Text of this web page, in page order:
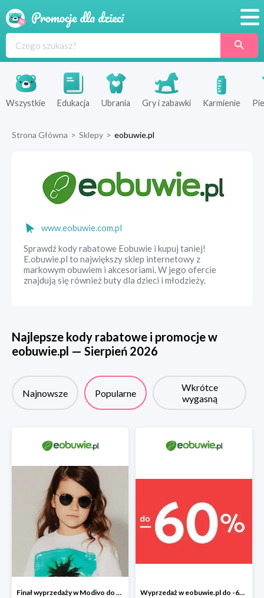
Produkty
Sklepy
Wszystkie Edukacja Ubrania Gry i zabawki Karmienie
Strona Główna > Sklepy > eobuwie.pl
www.eobuwie.com.pl
Sprawdź kody rabatowe Eobuwie i kupuj taniej!
E.obuwie.pl to największy sklep internetowy z
markowym obuwiem i akcesoriami. W jego ofercie
znajdują się również buty dla dzieci i młodzieży.
Najlepsze kody rabatowe i promocje w
eobuwie.pl — Sierpień 2026
Najnowsze Popularne
Wkrótce
wygasną
Finał wyprzedaży w Modivo do -70% Wyprzedaż w eobuwie.pl do -60%